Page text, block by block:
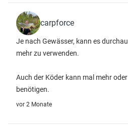
carpforce
Je nach Gewässer, kann es
mehr zu verwenden.
Auch der Köder kann mal mehr
benötigen.
vor 2 Monate